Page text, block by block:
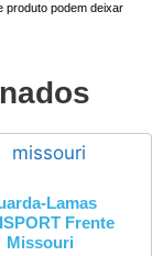
produto podem deixar
Lamas
Frente
Missouri